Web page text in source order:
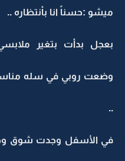
ميشو :حسناً انا بأنتظاره ..
بعجل بدأت بتغير
وضعت روبي في سله
..
في الأسفل وجدت شوق وهند